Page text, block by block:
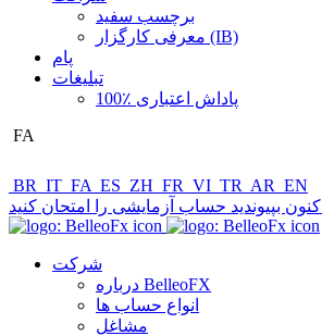
برچسب سفید
معرفی کارگزار (IB)
پام
تبلیغات
100٪ پاداش اعتباری
FA
BR IT FA ES ZH FR VI TR AR EN
اکنون بپیوندید حساب آزمایشی را امتحان کنید
شرکت
درباره BelleoFX
انواع حساب ها
مشاغل